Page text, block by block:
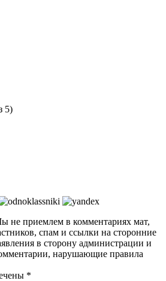
5)
не приемлем в комментариях мат,
спам и ссылки на сторонние
в сторону администрации и
нарушающие правила
*